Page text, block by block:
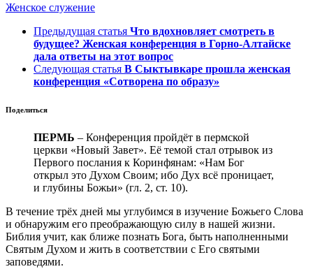
Женское служение
Предыдущая статья Что вдохновляет смотреть в
будущее? Женская конференция в Горно-Алтайске
дала ответы на этот вопрос
Следующая статья В Сыктывкаре прошла женская
конференция «Сотворена по образу»
Поделиться
ПЕРМЬ – Конференция пройдёт в пермской
церкви «Новый Завет». Её темой стал отрывок из
Первого послания к Коринфянам: «Нам Бог
открыл это Духом Своим; ибо Дух всё проницает,
и глубины Божьи» (гл. 2, ст. 10).
В течение трёх дней мы углубимся в изучение Божьего Слова
и обнаружим его преображающую силу в нашей жизни.
Библия учит, как ближе познать Бога, быть наполненными
Святым Духом и жить в соответствии с Его святыми
заповедями.